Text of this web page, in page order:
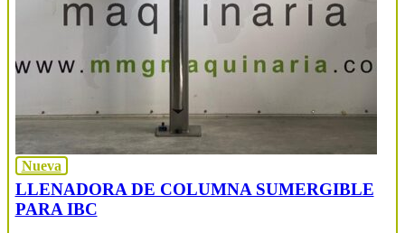
Nueva
LLENADORA DE COLUMNA SUMERGIBLE
PARA IBC